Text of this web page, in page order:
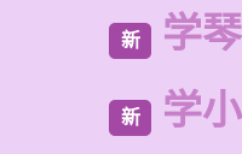
新 学
新 学